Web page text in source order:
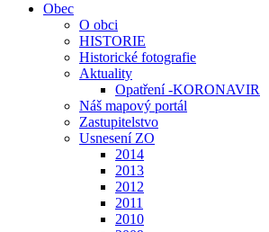
Obec
O obci
HISTORIE
Historické fotografie
Aktuality
Opatření -KORONAVIR
Náš mapový portál
Zastupitelstvo
Usnesení ZO
2014
2013
2012
2011
2010